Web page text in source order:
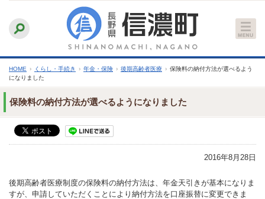
文
へ
ふりがなをつける
文字サイズ
縮小 標準 拡大
HOME › くらし・手続き › 年金・保険 › 後期高齢者医療 › 保険料の納付方法が選べるよう
になりました
保険料の納付方法が選べるようになりました
2016年8月28日
後期高齢者医療制度の保険料の納付方法は、年金天引きが基本になりま
すが、申請していただくことにより納付方法を口座振替に変更できま